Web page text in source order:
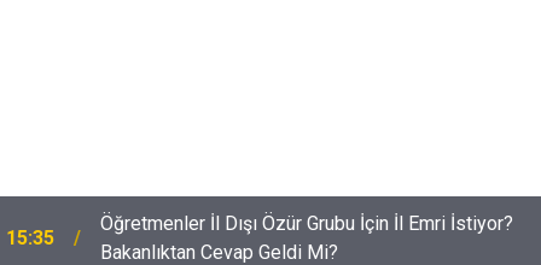
15:35
Öğretmenler İl Dışı Özür Grubu İçin İl Emri İstiyor?
Bakanlıktan Cevap Geldi Mi?